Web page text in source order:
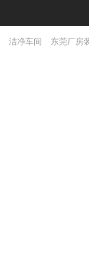
洁净车间
东莞厂房